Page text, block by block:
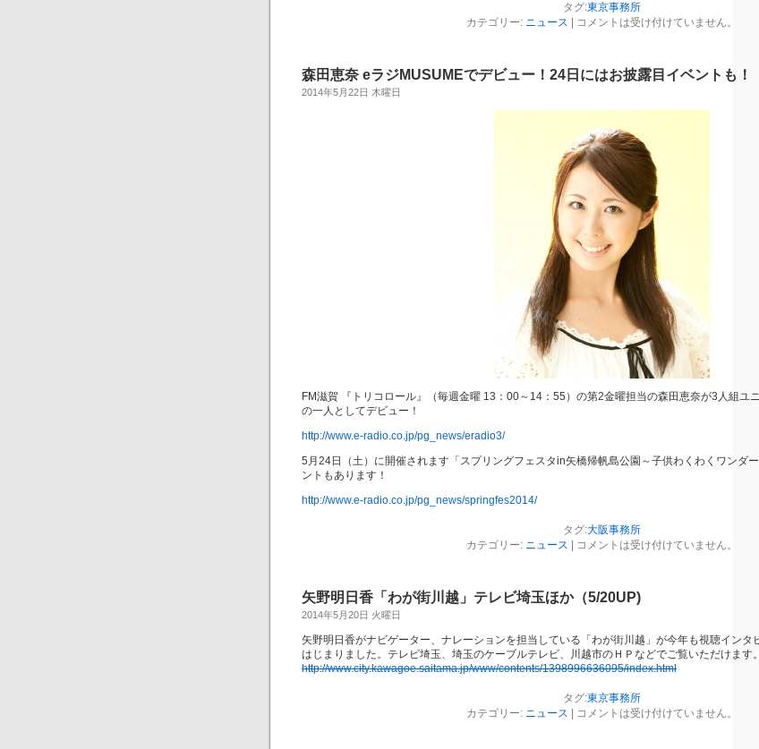
タグ:東京事務所
カテゴリー: ニュース コメントは受け付けていません。
森田恵奈 eラジMUSUMEでデビュー！24日にはお披露目イベントも！
2014年5月22日 木曜日
FM滋賀 『トリコロール』（毎週金曜 13：00～14：55）の第2金曜担当の森田恵奈が3人組ユ
の一人としてデビュー！
http://www.e-radio.co.jp/pg_news/eradio3/
5月24日（土）に開催されます「スプリングフェスタin矢橋帰帆島公園～子供わくわくワンダ
ントもあります！
http://www.e-radio.co.jp/pg_news/springfes2014/
タグ:大阪事務所
カテゴリー: ニュース コメントは受け付けていません。
矢野明日香「わが街川越」テレビ埼玉ほか（5/20UP)
2014年5月20日 火曜日
矢野明日香がナビゲーター、ナレーションを担当している「わが街川越」が今年も視聴インタ
はじまりました。テレビ埼玉、埼玉のケーブルテレビ、川越市のＨＰなどでご覧いただけます
http://www.city.kawagoe.saitama.jp/www/contents/1398996636095/index.html
タグ:東京事務所
カテゴリー: ニュース コメントは受け付けていません。